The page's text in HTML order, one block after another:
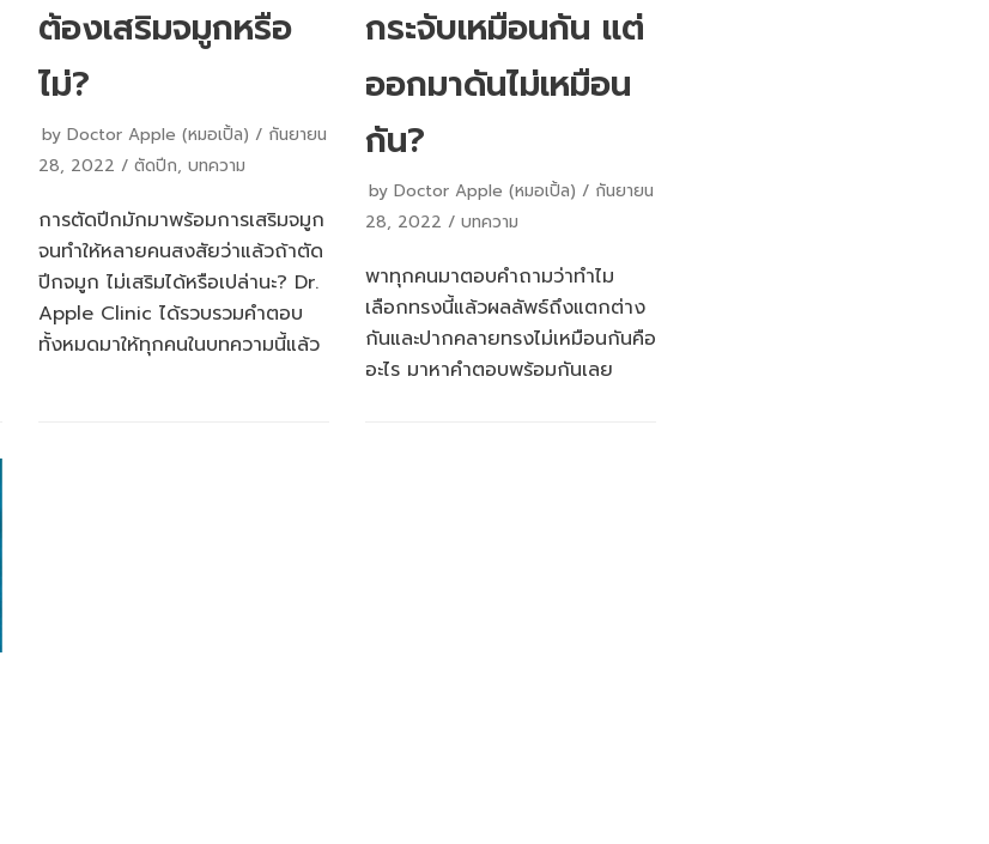
ต้องเสริมจมูกหรือ
ไม่?
byDoctor Apple (หมอเปิ้ล)
กันยายน
28, 2022
ตัดปีก,บทความ
การตัดปีกมักมาพร้อมการเสริมจมูก
จนทำให้หลายคนสงสัยว่าแล้วถ้าตัด
ปีกจมูก ไม่เสริมได้หรือเปล่านะ? Dr.
Apple Clinic ได้รวบรวมคำตอบ
ทั้งหมดมาให้ทุกคนในบทความนี้แล้ว
กระจับเหมือนกัน แต่
ออกมาดันไม่เหมือน
กัน?
byDoctor Apple (หมอเปิ้ล)
กันยายน
28, 2022
บทความ
พาทุกคนมาตอบคำถามว่าทำไม
เลือกทรงนี้แล้วผลลัพธ์ถึงแตกต่าง
กันและปากคลายทรงไม่เหมือนกันคือ
อะไร มาหาคำตอบพร้อมกันเลย